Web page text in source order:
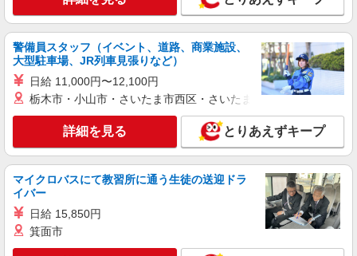
大阪市淀川区
キープ 詳細を見る
派遣社員
株式会社kotrio /●OS-H1-1953453
十三駅｜小さなグループホームで家事や生活の
サポート！
時給1550円〜2187円 ＜日払い有/週払い有/交
通費全支給(ガソリン代含む)＞
淀川区
詳細を見る
警備員スタッフ（イベント、道路、商業施設、
大型駐車場、JR列車見張りなど）
日給 11,000円〜12,100円
栃木市・小山市・さいたま市西区・さいたま市岩槻区・久喜市・
詳細を見る とりあえずキープ
マイクロバスにて教習所に通う生徒の送迎ドラ
イバー
日給 15,850円
箕面市